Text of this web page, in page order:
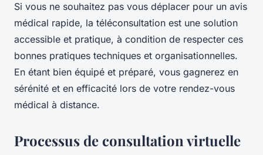
Si vous ne souhaitez pas vous déplacer pour un avis
médical rapide, la téléconsultation est une solution
accessible et pratique, à condition de respecter ces
bonnes pratiques techniques et organisationnelles.
En étant bien équipé et préparé, vous gagnerez en
sérénité et en efficacité lors de votre rendez-vous
médical à distance.
Processus de consultation virtuelle